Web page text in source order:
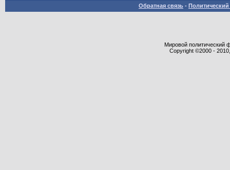
Обратная связь -
Мировой политический
Copyright ©2000 -